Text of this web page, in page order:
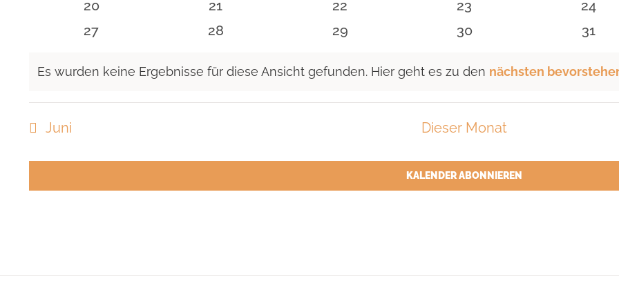
0
Veranstaltungen
20
0
Veranstaltungen
21
0
Veranstaltungen
22
0
Veranstaltungen
23
0
24
0
27
0
28
0
29
0
30
0
31
Es wurden keine Ergebnisse für diese Ansicht gefunden. Hier geht es zu den nächsten
Juni Dieser Monat
KALENDER ABONNIEREN